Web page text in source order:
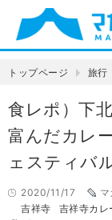
トップページ 旅行
食レポ）下
富んだカレ
ェスティバ
2020/11/17
吉祥寺
吉祥寺カ